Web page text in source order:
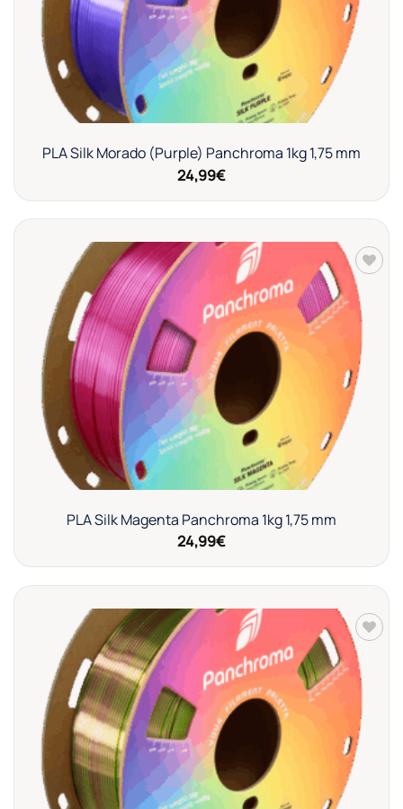
PLA Silk Morado (Purple) Panchroma 1kg 1,75 mm
24,99€
Añadir
a la
lista de
deseos
PLA Silk Magenta Panchroma 1kg 1,75 mm
24,99€
Añadir
a la
lista de
deseos